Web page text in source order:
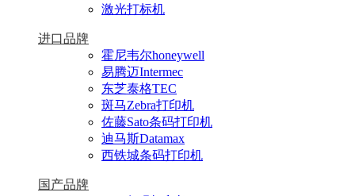
激光打标机
进口品牌
霍尼韦尔honeywell
易腾迈Intermec
东芝泰格TEC
斑马Zebra打印机
佐藤Sato条码打印机
迪马斯Datamax
西铁城条码打印机
国产品牌